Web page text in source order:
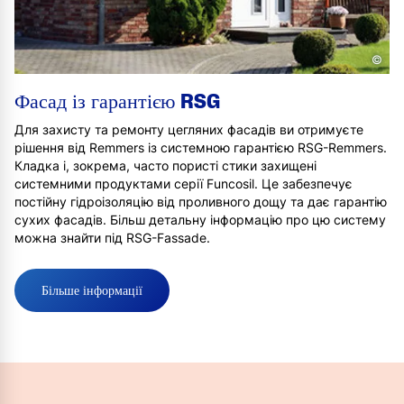
Фасад із гарантією RSG
Для захисту та ремонту цегляних фасадів ви отримуєте
рішення від Remmers із системною гарантією RSG-Remmers.
Кладка і, зокрема, часто пористі стики захищені
системними продуктами серії Funcosil. Це забезпечує
постійну гідроізоляцію від проливного дощу та дає гарантію
сухих фасадів. Більш детальну інформацію про цю систему
можна знайти під RSG-Fassade.
Більше інформації
©